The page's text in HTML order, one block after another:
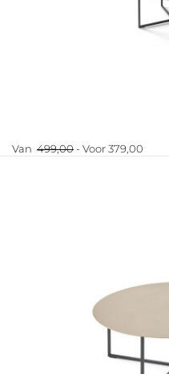
Van 499,00- Voor 379,00